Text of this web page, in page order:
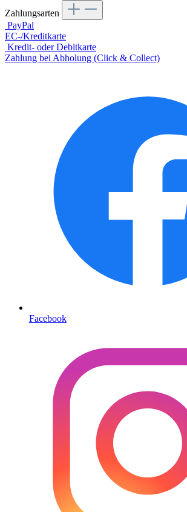
Zahlungsarten
PayPal
EC-/Kreditkarte
Kredit- oder Debitkarte
Zahlung bei Abholung (Click & Collect)
Facebook